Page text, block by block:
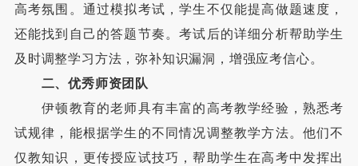
高考氛围。通过模拟考试，学生不仅能提高做题速度，
还能找到自己的答题节奏。考试后的详细分析帮助学生
及时调整学习方法，弥补知识漏洞，增强应考信心。
二、优秀师资团队
伊顿教育的老师具有丰富的高考教学经验，熟悉考
试规律，能根据学生的不同情况调整教学方法。他们不
仅教知识，更传授应试技巧，帮助学生在高考中发挥出